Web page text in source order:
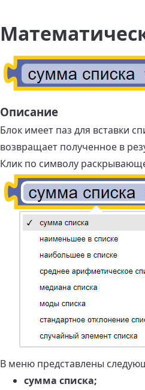
Описание
Блок имеет паз для вставки
возвращает полученное в
Клик по символу
В меню представлены
сумма списка;